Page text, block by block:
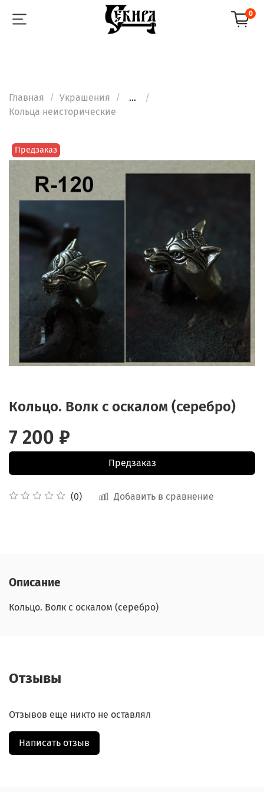
0
Главная Украшения
...
Кольца неисторические
Предзаказ
Кольцо. Волк с оскалом (серебро)
(0) Добавить в сравнение
7 200 ₽
Предзаказ
Описание
Кольцо. Волк с оскалом (серебро)
Отзывы
Отзывов еще никто не оставлял
Написать отзыв